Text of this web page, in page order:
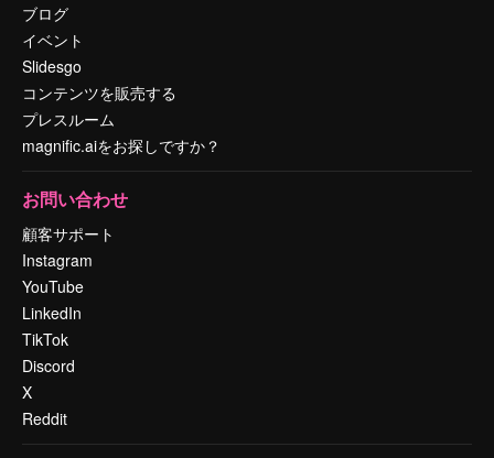
ブログ
イベント
Slidesgo
コンテンツを販売する
プレスルーム
magnific.aiをお探しですか？
お問い合わせ
顧客サポート
Instagram
YouTube
LinkedIn
TikTok
Discord
X
Reddit